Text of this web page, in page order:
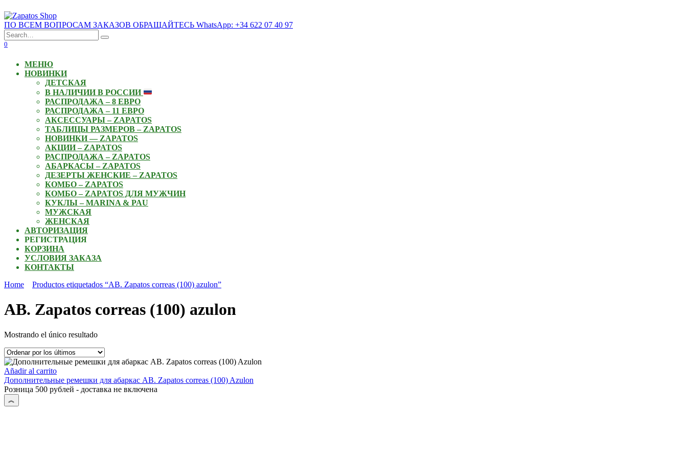
to
content
ПО ВСЕМ ВОПРОСАМ ЗАКАЗОВ ОБРАЩАЙТЕСЬ WhatsApp: +34 622 07 40 97
Search
for:
0
МЕНЮ
НОВИНКИ
ДЕТСКАЯ
В НАЛИЧИИ В РОССИИ
РАСПРОДАЖА – 8 ЕВРО
РАСПРОДАЖА – 11 ЕВРО
АКСЕССУАРЫ – ZAPATOS
ТАБЛИЦЫ РАЗМЕРОВ – ZAPATOS
НОВИНКИ — ZAPATOS
АКЦИИ – ZAPATOS
РАСПРОДАЖА – ZAPATOS
АБАРКАСЫ – ZAPATOS
ДЕЗЕРТЫ ЖЕНСКИЕ – ZAPATOS
КОМБО – ZAPATOS
КОМБО – ZAPATOS ДЛЯ МУЖЧИН
КУКЛЫ – MARINA & PAU
МУЖСКАЯ
ЖЕНСКАЯ
АВТОРИЗАЦИЯ
РЕГИСТРАЦИЯ
КОРЗИНА
УСЛОВИЯ ЗАКАЗА
КОНТАКТЫ
Home
Productos etiquetados “AB. Zapatos correas (100) azulon”
AB. Zapatos correas (100) azulon
Mostrando el único resultado
Añadir al carrito
Дополнительные ремешки для абаркас AB. Zapatos correas (100) Azulon
Розница 500 рублей - доставка не включена